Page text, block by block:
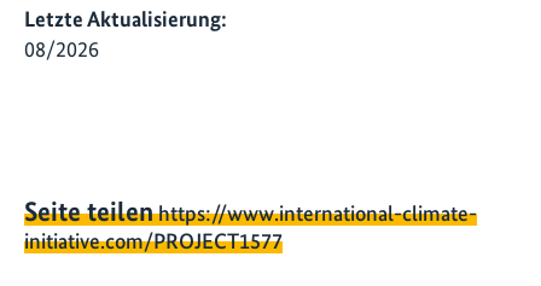
Letzte Aktualisierung:
08/2026
Seite teilenhttps://www.international-climate-
initiative.com/PROJECT1577